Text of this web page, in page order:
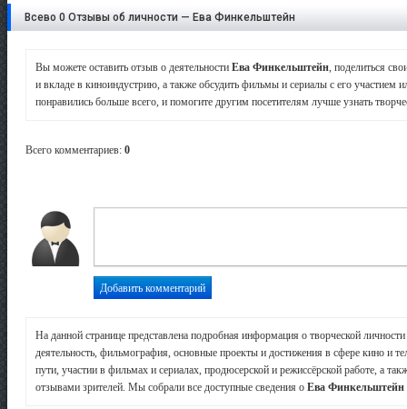
Всево 0 Отзывы об личности — Ева Финкельштейн
Вы можете оставить отзыв о деятельности Ева Финкельштейн, поделиться
и вкладе в киноиндустрию, а также обсудить фильмы и сериалы с его участием
понравились больше всего, и помогите другим посетителям лучше узнать
Всего комментариев: 0
На данной странице представлена подробная информация о творческой личности
деятельность, фильмография, основные проекты и достижения в сфере кино и
пути, участии в фильмах и сериалах, продюсерской и режиссёрской работе, а
отзывами зрителей. Мы собрали все доступные сведения о Ева Финкельштейн